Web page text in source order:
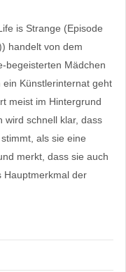
is Strange (Episode
handelt von dem
begeisterten Mädchen
ein Künstlerinternat geht
meist im Hintergrund
wird schnell klar, dass
als sie eine
merkt, dass sie auch
Hauptmerkmal der